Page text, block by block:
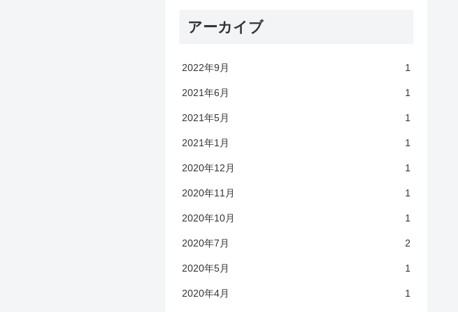
アーカイブ
2022年9月 1
2021年6月 1
2021年5月 1
2021年1月 1
2020年12月 1
2020年11月 1
2020年10月 1
2020年7月 2
2020年5月 1
2020年4月 1